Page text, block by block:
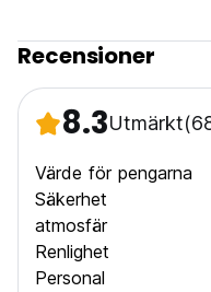
Recensioner
8.3Utmärkt
Värde för pengarna
Säkerhet
atmosfär
Renlighet
Personal